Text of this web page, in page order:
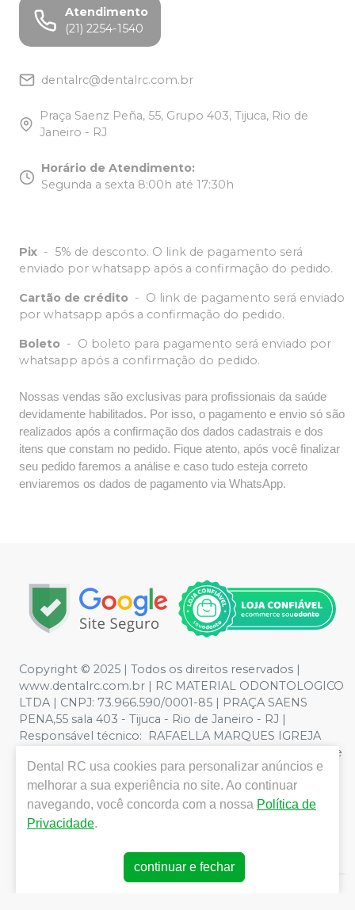
Atendimento
(21) 2254-1540
dentalrc@dentalrc.com.br
Praça Saenz Peña, 55, Grupo 403, Tijuca, Rio de
Janeiro - RJ
Horário de Atendimento:
Segunda a sexta 8:00h até 17:30h
Pix - 5% de desconto. O link de pagamento será
enviado por whatsapp após a confirmação do pedido.
Cartão de crédito - O link de pagamento será enviado
por whatsapp após a confirmação do pedido.
Boleto - O boleto para pagamento será enviado por
whatsapp após a confirmação do pedido.
Nossas vendas são exclusivas para profissionais da saúde
devidamente habilitados. Por isso, o pagamento e envio só são
realizados após a confirmação dos dados cadastrais e dos
itens que constam no pedido. Fique atento, após você finalizar
seu pedido faremos a análise e caso tudo esteja correto
enviaremos os dados de pagamento via WhatsApp.
Copyright © 2025 | Todos os direitos reservados |
www.dentalrc.com.br | RC MATERIAL ODONTOLOGICO
LTDA | CNPJ: 73.966.590/0001-85 | PRAÇA SAENS
PENA,55 sala 403 - Tijuca - Rio de Janeiro - RJ |
Responsável técnico: RAFAELLA MARQUES IGREJA
DOS SANTOS CRO/RJ nº 55115 | Política de Privacidade e
Segurança - Fotos meramente ilustrativas - Os preços e
condições da loja virtual estão sujeitos a alterações. Em
caso de divergência de preços no site, o valor válido é o
do Carrinho de Compra. Não vendemos por atacado,
compras de grandes volumes pelo site.
Dental RC usa cookies para personalizar anúncios e
melhorar a sua experiência no site. Ao continuar
navegando, você concorda com a nossa Política de
Privacidade.
continuar e fechar